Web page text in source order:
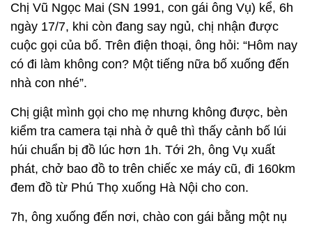
Chị Vũ Ngọc Mai (SN 1991, con gái ông Vụ) kể, 6h
ngày 17/7, khi còn đang say ngủ, chị nhận được
cuộc gọi của bố. Trên điện thoại, ông hỏi: “Hôm nay
có đi làm không con? Một tiếng nữa bố xuống đến
nhà con nhé”.
Chị giật mình gọi cho mẹ nhưng không được, bèn
kiểm tra camera tại nhà ở quê thì thấy cảnh bố lúi
húi chuẩn bị đồ lúc hơn 1h. Tới 2h, ông Vụ xuất
phát, chở bao đồ to trên chiếc xe máy cũ, đi 160km
đem đồ từ Phú Thọ xuống Hà Nội cho con.
7h, ông xuống đến nơi, chào con gái bằng một nụ